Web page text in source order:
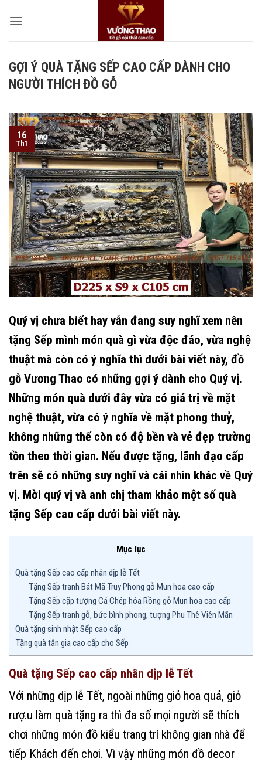
qua
GỢI Ý QUÀ TẶNG SẾP CAO CẤP DÀNH CHO
NGƯỜI THÍCH ĐỒ GỖ
16
Th1
Quý vị chưa biết hay vẫn đang suy nghĩ xem nên
tặng Sếp mình món quà gì vừa độc đáo, vừa nghệ
thuật mà còn có ý nghĩa thì dưới bài viết này, đồ
gỗ Vương Thao có những gợi ý dành cho Quý vị.
Những món quà dưới đây vừa có giá trị về mặt
nghệ thuật, vừa có ý nghĩa về mặt phong thuỷ,
không những thế còn có độ bền và vẻ đẹp trường
tồn theo thời gian. Nếu được tặng, lãnh đạo cấp
trên sẽ có những suy nghĩ và cái nhìn khác về Quý
vị. Mời quý vị và anh chị tham khảo một số quà
tặng Sếp cao cấp dưới bài viết này.
Mục lục
Quà tặng Sếp cao cấp nhân dịp lễ Tết
Tặng Sếp tranh Bát Mã Truy Phong gỗ Mun hoa cao cấp
Tặng Sếp cặp tượng Cá Chép hóa Rồng gỗ Mun hoa cao cấp
Tặng Sếp tranh gỗ, bức bình phong, tượng Phu Thê Viên Mãn
Quà tặng sinh nhật Sếp cao cấp
Tặng quà tân gia cao cấp cho Sếp
Quà tặng Sếp cao cấp nhân dịp lễ Tết
Với những dịp lễ Tết, ngoài những giỏ hoa quả, giỏ
rượ.u làm quà tặng ra thì đa số mọi người sẽ thích
chơi những món đồ kiểu trang trí không gian nhà để
tiếp Khách đến chơi. Vì vậy những món đồ decor